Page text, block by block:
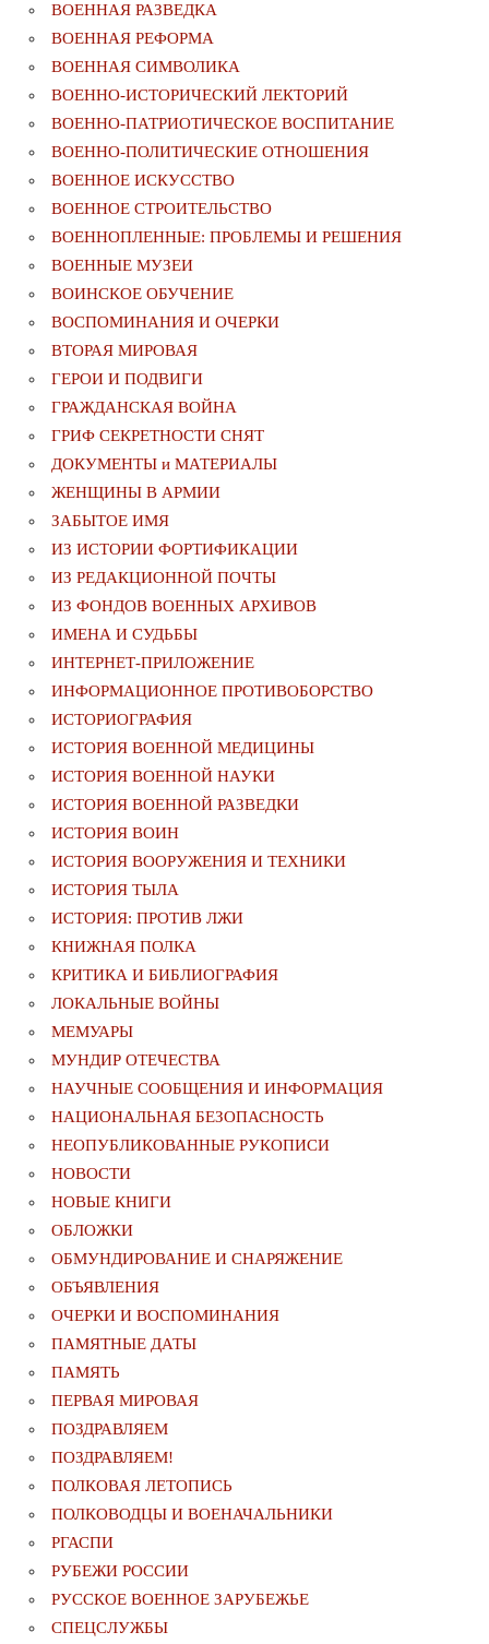
ВОЕННАЯ РАЗВЕДКА
ВОЕННАЯ РЕФОРМА
ВОЕННАЯ СИМВОЛИКА
ВОЕННО-ИСТОРИЧЕСКИЙ ЛЕКТОРИЙ
ВОЕННО-ПАТРИОТИЧЕСКОЕ ВОСПИТАНИЕ
ВОЕННО-ПОЛИТИЧЕСКИE ОТНОШЕНИЯ
ВОЕННОЕ ИСКУССТВО
ВОЕННОЕ СТРОИТЕЛЬСТВО
ВОЕННОПЛЕННЫЕ: ПРОБЛЕМЫ И РЕШЕНИЯ
ВОЕННЫЕ МУЗЕИ
ВОИНСКОЕ ОБУЧЕНИЕ
ВОСПОМИНАНИЯ И ОЧЕРКИ
ВТОРАЯ МИРОВАЯ
ГЕРОИ И ПОДВИГИ
ГРАЖДАНСКАЯ ВОЙНА
ГРИФ СЕКРЕТНОСТИ СНЯТ
ДОКУМЕНТЫ и МАТЕРИАЛЫ
ЖЕНЩИНЫ В АРМИИ
ЗАБЫТОЕ ИМЯ
ИЗ ИСТОРИИ ФОРТИФИКАЦИИ
ИЗ РЕДАКЦИОННОЙ ПОЧТЫ
ИЗ ФОНДОВ ВОЕННЫХ АРХИВОВ
ИМЕНА И СУДЬБЫ
ИНТЕРНЕТ-ПРИЛОЖЕНИЕ
ИНФОРМАЦИОННОЕ ПРОТИВОБОРСТВО
ИСТОРИОГРАФИЯ
ИСТОРИЯ ВОЕННОЙ МЕДИЦИНЫ
ИСТОРИЯ ВОЕННОЙ НАУКИ
ИСТОРИЯ ВОЕННОЙ РАЗВЕДКИ
ИСТОРИЯ ВОИН
ИСТОРИЯ ВООРУЖЕНИЯ И ТЕХНИКИ
ИСТОРИЯ ТЫЛА
ИСТОРИЯ: ПРОТИВ ЛЖИ
КНИЖНАЯ ПОЛКА
КРИТИКА И БИБЛИОГРАФИЯ
ЛОКАЛЬНЫЕ ВОЙНЫ
МЕМУАРЫ
МУНДИР ОТЕЧЕСТВА
НАУЧНЫЕ СООБЩЕНИЯ И ИНФОРМАЦИЯ
НАЦИОНАЛЬНАЯ БЕЗОПАСНОСТЬ
НЕОПУБЛИКОВАННЫЕ РУКОПИСИ
НОВОСТИ
НОВЫЕ КНИГИ
ОБЛОЖКИ
ОБМУНДИРОВАНИЕ И СНАРЯЖЕНИЕ
ОБЪЯВЛЕНИЯ
ОЧЕРКИ И ВОСПОМИНАНИЯ
ПАМЯТНЫЕ ДАТЫ
ПАМЯТЬ
ПЕРВАЯ МИРОВАЯ
ПОЗДРАВЛЯЕМ
ПОЗДРАВЛЯЕМ!
ПОЛКОВАЯ ЛЕТОПИСЬ
ПОЛКОВОДЦЫ И ВОЕНАЧАЛЬНИКИ
РГАСПИ
РУБЕЖИ РОССИИ
РУССКОЕ ВОЕННОЕ ЗАРУБЕЖЬЕ
СПЕЦСЛУЖБЫ